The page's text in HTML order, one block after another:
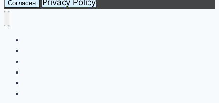
Согласен Privacy Policy